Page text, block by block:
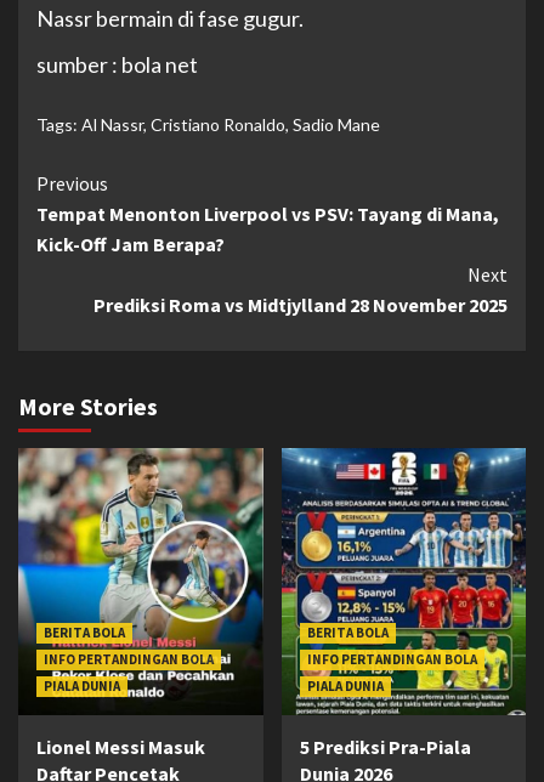
Nassr bermain di fase gugur.
sumber : bola net
Tags: Al Nassr, Cristiano Ronaldo, Sadio Mane
Continue
Reading
Previous
Tempat Menonton Liverpool vs PSV: Tayang di Mana,
Kick-Off Jam Berapa?
Next
Prediksi Roma vs Midtjylland 28 November 2025
More Stories
BERITA BOLA
INFO PERTANDINGAN BOLA
PIALA DUNIA
Lionel Messi Masuk
Daftar Pencetak
BERITA BOLA
INFO PERTANDINGAN BOLA
PIALA DUNIA
5 Prediksi Pra-Piala
Dunia 2026